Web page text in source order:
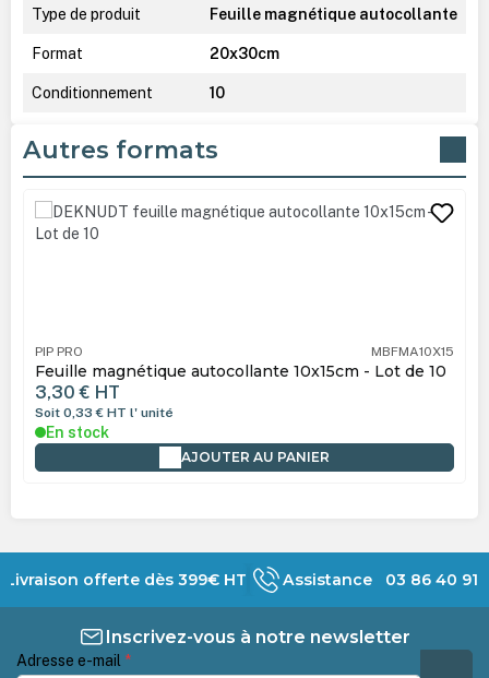
Type de produit Feuille magnétique autocollante
Format 20x30cm
Conditionnement 10
Autres formats
Ignorer la galerie de produits
PIP PRO MBFMA10X15
Feuille magnétique autocollante 10x15cm - Lot de 10
3,30 € HT
Soit 0,33 € HT l' unité
En stock
AJOUTER AU PANIER
Livraison offerte dès 399€ HT Assistance 03 86 40 91
Inscrivez-vous à notre newsletter
Adresse e-mail *